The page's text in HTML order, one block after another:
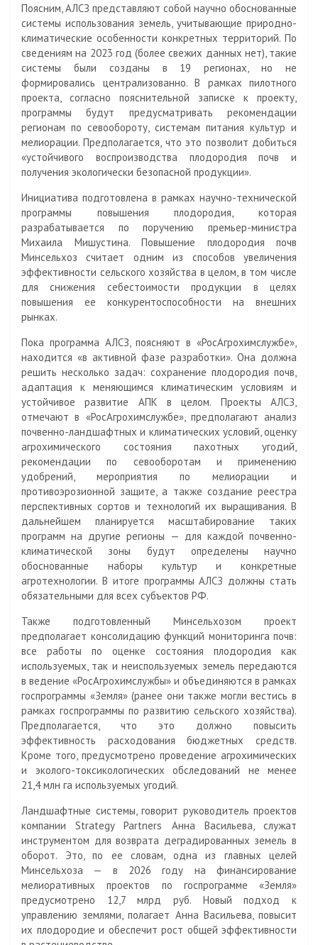
Поясним, АЛСЗ представляют собой научно обоснованные
системы использования земель, учитывающие природно-
климатические особенности конкретных территорий. По
сведениям на 2023 год (более свежих данных нет), такие
системы были созданы в 19 регионах, но не
формировались централизованно. В рамках пилотного
проекта, согласно пояснительной записке к проекту,
программы будут предусматривать рекомендации
регионам по севообороту, системам питания культур и
мелиорации. Предполагается, что это позволит добиться
«устойчивого воспроизводства плодородия почв и
получения экологически безопасной продукции».
Инициатива подготовлена в рамках научно-технической
программы повышения плодородия, которая
разрабатывается по поручению премьер-министра
Михаила Мишустина. Повышение плодородия почв
Минсельхоз считает одним из способов увеличения
эффективности сельского хозяйства в целом, в том числе
для снижения себестоимости продукции в целях
повышения ее конкурентоспособности на внешних
рынках.
Пока программа АЛСЗ, поясняют в «РосАгрохимслужбе»,
находится «в активной фазе разработки». Она должна
решить несколько задач: сохранение плодородия почв,
адаптация к меняющимся климатическим условиям и
устойчивое развитие АПК в целом. Проекты АЛСЗ,
отмечают в «РосАгрохимслужбе», предполагают анализ
почвенно-ландшафтных и климатических условий, оценку
агрохимического состояния пахотных угодий,
рекомендации по севооборотам и применению
удобрений, мероприятия по мелиорации и
противоэрозионной защите, а также создание реестра
перспективных сортов и технологий их выращивания. В
дальнейшем планируется масштабирование таких
программ на другие регионы — для каждой почвенно-
климатической зоны будут определены научно
обоснованные наборы культур и конкретные
агротехнологии. В итоге программы АЛСЗ должны стать
обязательными для всех субъектов РФ.
Также подготовленный Минсельхозом проект
предполагает консолидацию функций мониторинга почв:
все работы по оценке состояния плодородия как
используемых, так и неиспользуемых земель передаются
в ведение «РосАгрохимслужбы» и объединяются в рамках
госпрограммы «Земля» (ранее они также могли вестись в
рамках госпрограммы по развитию сельского хозяйства).
Предполагается, что это должно повысить
эффективность расходования бюджетных средств.
Кроме того, предусмотрено проведение агрохимических
и эколого-токсикологических обследований не менее
21,4 млн га используемых угодий.
Ландшафтные системы, говорит руководитель проектов
компании Strategy Partners Анна Васильева, служат
инструментом для возврата деградированных земель в
оборот. Это, по ее словам, одна из главных целей
Минсельхоза — в 2026 году на финансирование
мелиоративных проектов по госпрограмме «Земля»
предусмотрено 12,7 млрд руб. Новый подход к
управлению землями, полагает Анна Васильева, повысит
их плодородие и обеспечит рост общей эффективности